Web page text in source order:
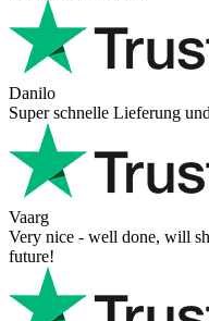
Danilo
Super schnelle Lieferung
Vaarg
Very nice - well done, will
future!